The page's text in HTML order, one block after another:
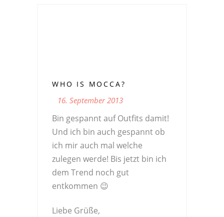
WHO IS MOCCA?
16. September 2013
Bin gespannt auf Outfits damit!
Und ich bin auch gespannt ob
ich mir auch mal welche
zulegen werde! Bis jetzt bin ich
dem Trend noch gut
entkommen 😉
Liebe Grüße,